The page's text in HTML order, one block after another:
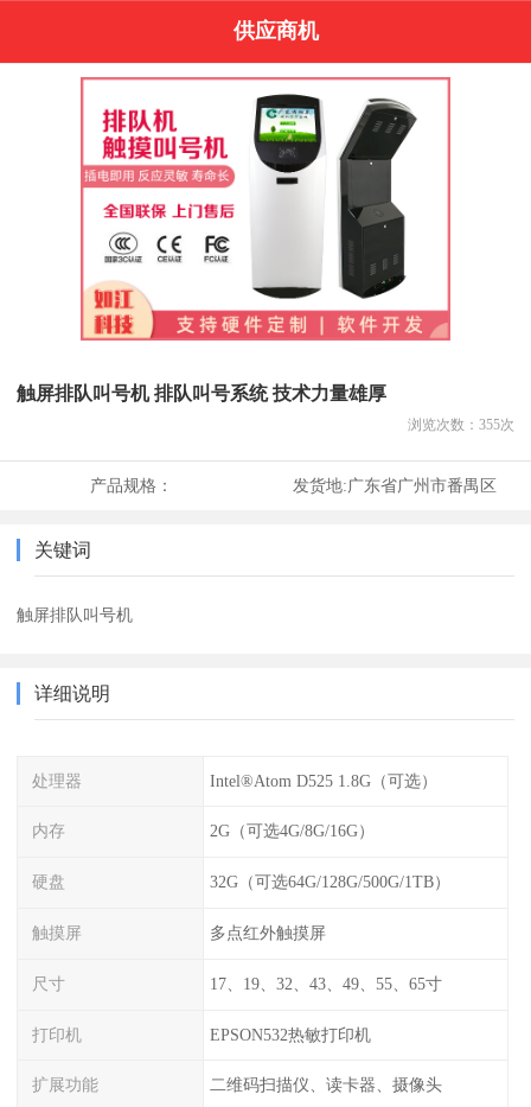
供应商机
触屏排队叫号机 排队叫号系统 技术力量雄厚
浏览次数： 355次
产品规格： 发货地:广东省广州市番禺区
关键词
触屏排队叫号机
详细说明
处理器 Intel®Atom D525 1.8G（可选）
内存 2G（可选4G/8G/16G）
硬盘 32G（可选64G/128G/500G/1TB）
触摸屏 多点红外触摸屏
尺寸 17、19、32、43、49、55、65寸
打印机 EPSON532热敏打印机
扩展功能 二维码扫描仪、读卡器、摄像头